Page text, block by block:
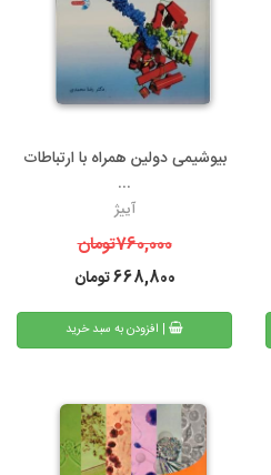
بیوشیمی دولین همراه با ارتباطات
...
آییژ
760,000تومان
668,800تومان
| افزودن به سبد خرید